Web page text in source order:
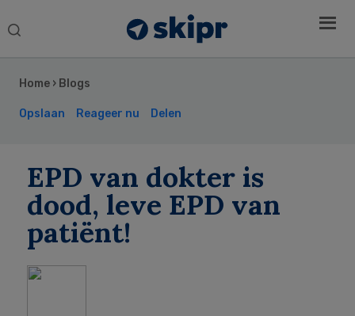
Search
Home › Blogs
Opslaan Reageer nu Delen
EPD van dokter is
dood, leve EPD van
patiënt!
Sidebar